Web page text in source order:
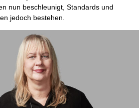
nun beschleunigt, Standards und
jedoch bestehen.